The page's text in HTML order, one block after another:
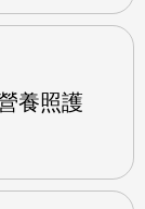
養照護